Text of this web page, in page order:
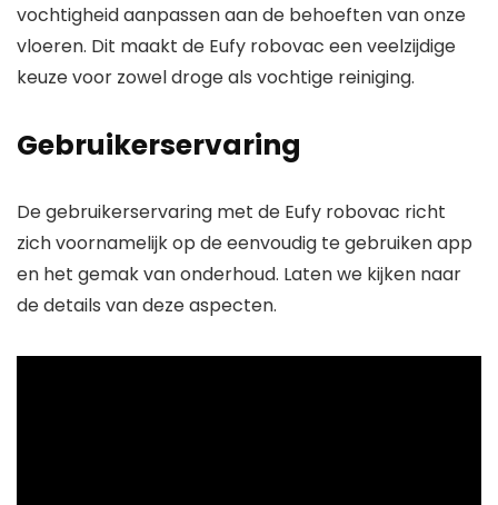
vochtigheid aanpassen aan de behoeften van onze
vloeren. Dit maakt de Eufy robovac een veelzijdige
keuze voor zowel droge als vochtige reiniging.
Gebruikerservaring
De gebruikerservaring met de Eufy robovac richt
zich voornamelijk op de eenvoudig te gebruiken app
en het gemak van onderhoud. Laten we kijken naar
de details van deze aspecten.